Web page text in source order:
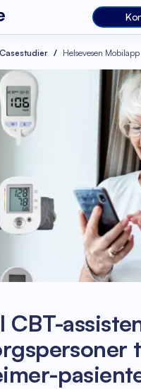
CBT-
Casestudier Helsevesen Mobilapp